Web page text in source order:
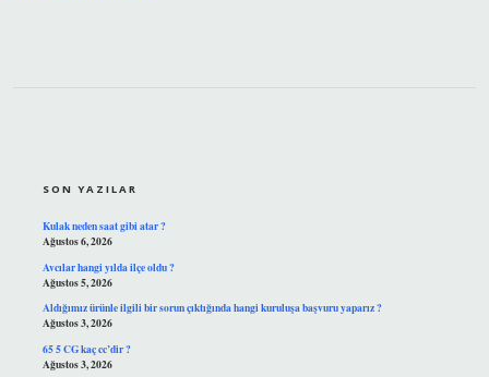
SON YAZILAR
Kulak neden saat gibi atar ?
Ağustos 6, 2026
Avcılar hangi yılda ilçe oldu ?
Ağustos 5, 2026
Aldığımız ürünle ilgili bir sorun çıktığında hangi kuruluşa başvuru yaparız ?
Ağustos 3, 2026
65 5 CG kaç cc’dir ?
Ağustos 3, 2026